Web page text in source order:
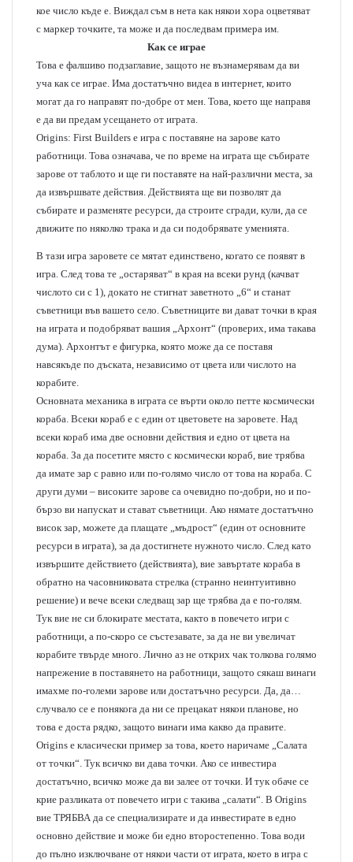
кое число къде е. Виждал съм в нета как някои хора оцветяват
с маркер точките, та може и да последвам примера им.
Как се играе
Това е фалшиво подзаглавие, защото не възнамерявам да ви
уча как се играе. Има достатъчно видеа в интернет, които
могат да го направят по-добре от мен. Това, което ще направя
е да ви предам усещането от играта.
Origins: First Builders е игра с поставяне на зарове като
работници. Това означава, че по време на играта ще събирате
зарове от таблото и ще ги поставяте на най-различни места, за
да извършвате действия. Действията ще ви позволят да
събирате и разменяте ресурси, да строите сгради, кули, да се
движите по няколко трака и да си подобрявате уменията.
В тази игра заровете се мятат единствено, когато се появят в
игра. След това те „остаряват“ в края на всеки рунд (качват
числото си с 1), докато не стигнат заветното „6“ и станат
съветници във вашето село. Съветниците ви дават точки в края
на играта и подобряват вашия „Архонт“ (проверих, има такава
дума). Архонтът е фигурка, която може да се поставя
навсякъде по дъската, независимо от цвета или числото на
корабите.
Основната механика в играта се върти около петте космически
кораба. Всеки кораб е с един от цветовете на заровете. Над
всеки кораб има две основни действия и едно от цвета на
кораба. За да посетите място с космически кораб, вие трябва
да имате зар с равно или по-голямо число от това на кораба. С
други думи – високите зарове са очевидно по-добри, но и по-
бързо ви напускат и стават съветници. Ако нямате достатъчно
висок зар, можете да плащате „мъдрост“ (един от основните
ресурси в играта), за да достигнете нужното число. След като
извършите действието (действията), вие завъртате кораба в
обратно на часовниковата стрелка (странно неинтуитивно
решение) и вече всеки следващ зар ще трябва да е по-голям.
Тук вие не си блокирате местата, както в повечето игри с
работници, а по-скоро се състезавате, за да не ви увеличат
корабите твърде много. Лично аз не открих чак толкова голямо
напрежение в поставянето на работници, защото сякаш винаги
имахме по-големи зарове или достатъчно ресурси. Да, да…
случвало се е понякога да ни се прецакат някои планове, но
това е доста рядко, защото винаги има какво да правите.
Origins е класически пример за това, което наричаме „Салата
от точки“. Тук всичко ви дава точки. Ако се инвестира
достатъчно, всичко може да ви залее от точки. И тук обаче се
крие разликата от повечето игри с такива „салати“. В Origins
вие ТРЯБВА да се специализирате и да инвестирате в едно
основно действие и може би едно второстепенно. Това води
до пълно изключване от някои части от играта, което в игра с